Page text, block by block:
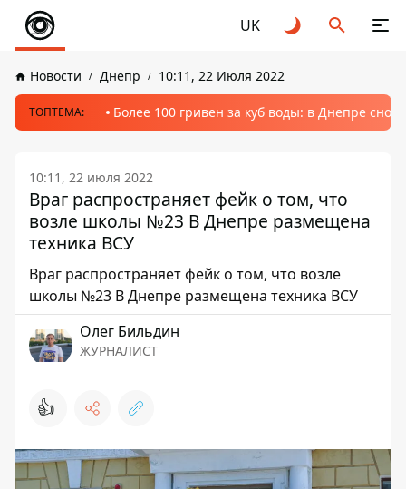
UK
Новости Днепр 10:11, 22 Июля 2022
ТОПТЕМА: Более 100 гривен за куб воды: в Днепре
10:11, 22 июля 2022
Враг распространяет фейк о том, что
возле школы №23 В Днепре размещена
техника ВСУ
Враг распространяет фейк о том, что возле
школы №23 В Днепре размещена техника ВСУ
Олег Бильдин
ЖУРНАЛИСТ
👍